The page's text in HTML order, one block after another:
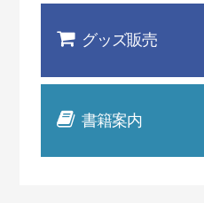
グッズ販売
書籍案内